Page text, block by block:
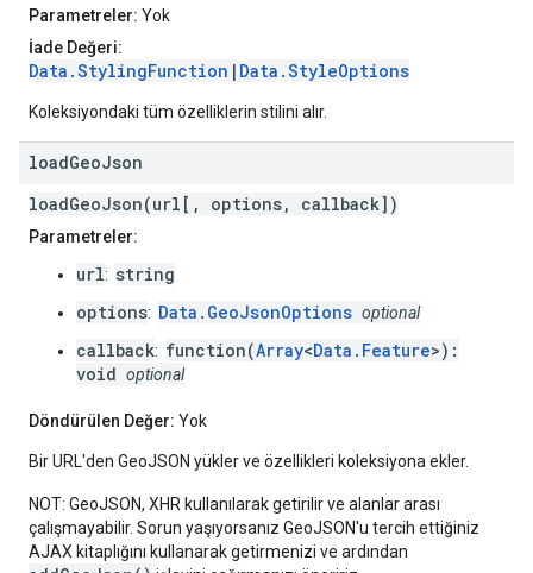
Parametreler: Yok
İade Değeri:
Data.StylingFunction | Data.StyleOptions
Koleksiyondaki tüm özelliklerin stilini alır.
loadGeoJson
loadGeoJson(url[, options, callback])
Parametreler:
url: string
options: Data.GeoJsonOptions optional
callback: function(Array<Data.Feature>):
void optional
Döndürülen Değer: Yok
Bir URL'den GeoJSON yükler ve özellikleri koleksiyona ekler.
NOT: GeoJSON, XHR kullanılarak getirilir ve alanlar arası
çalışmayabilir. Sorun yaşıyorsanız GeoJSON'u tercih ettiğiniz
AJAX kitaplığını kullanarak getirmenizi ve ardından